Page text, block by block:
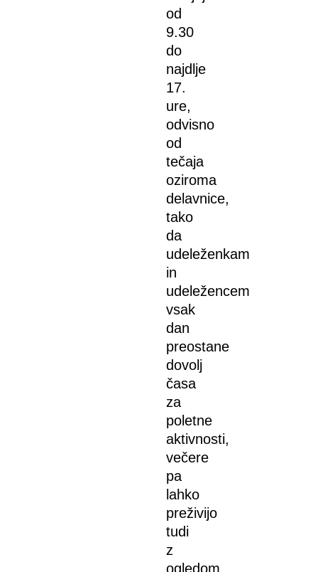
od
9.30
do
najdlje
17.
ure,
odvisno
od
tečaja
oziroma
delavnice,
tako
da
udeleženkam
in
udeležencem
vsak
dan
preostane
dovolj
časa
za
poletne
aktivnosti,
večere
pa
lahko
preživijo
tudi
z
ogledom